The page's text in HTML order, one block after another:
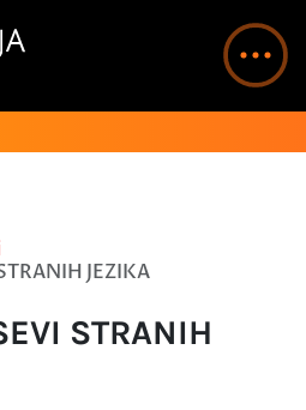
JEZIKA
STRANIH